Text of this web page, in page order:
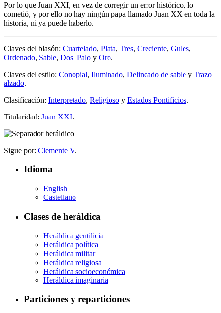
Por lo que Juan XXI, en vez de corregir un error histórico, lo
cometió, y por ello no hay ningún papa llamado Juan XX en toda la
historia, ni ya puede haberlo.
Claves del blasón: Cuartelado, Plata, Tres, Creciente, Gules,
Ordenado, Sable, Dos, Palo y Oro.
Claves del estilo: Conopial, Iluminado, Delineado de sable y Trazo
alzado.
Clasificación: Interpretado, Religioso y Estados Pontificios.
Titularidad: Juan XXI.
Sigue por: Clemente V.
Idioma
English
Castellano
Clases de heráldica
Heráldica gentilicia
Heráldica política
Heráldica militar
Heráldica religiosa
Heráldica socioeconómica
Heráldica imaginaria
Particiones y reparticiones